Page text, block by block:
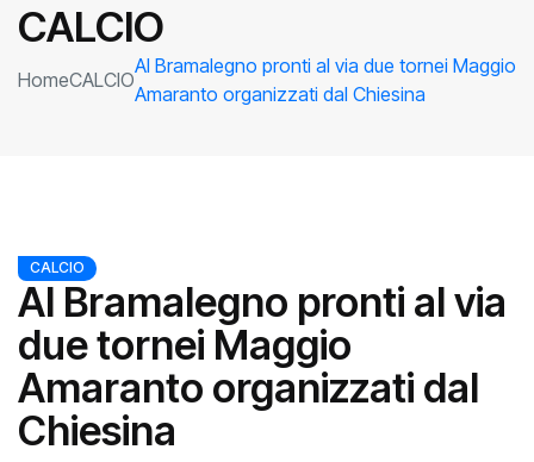
CALCIO
HomeCALCIO
Al Bramalegno pronti al via due tornei Maggio
Amaranto organizzati dal Chiesina
CALCIO
Al Bramalegno pronti al via
due tornei Maggio
Amaranto organizzati dal
Chiesina